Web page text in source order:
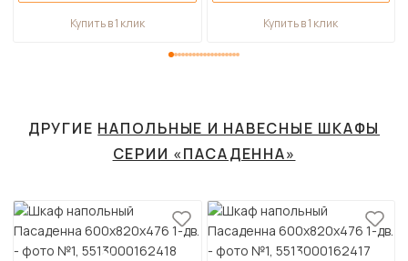
Купить в 1 клик Купить в 1 клик
ДРУГИЕ НАПОЛЬНЫЕ И НАВЕСНЫЕ ШКАФЫ
СЕРИИ «ПАСАДЕННА»